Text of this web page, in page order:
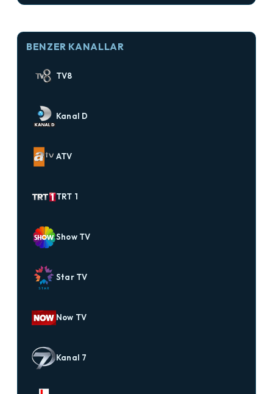
BENZER KANALLAR
TV8
Kanal D
ATV
TRT 1
Show TV
Star TV
Now TV
Kanal 7